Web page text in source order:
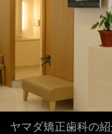
ヤマダ矯正歯科の